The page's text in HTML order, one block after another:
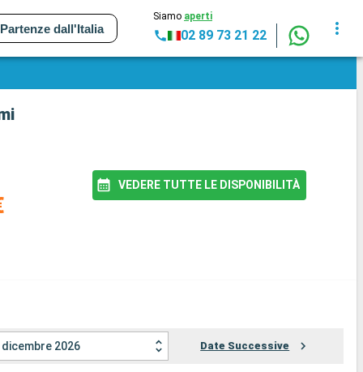
Partenze dall'Italia
Siamo aperti
02 89 73 21 22
VEDERE TUTTE LE DISPONIBILITÀ
dicembre 2026 Date Successive